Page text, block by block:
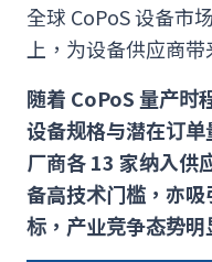
全球 CoPoS 设备市
上，为设备供应商
随着 CoPoS 量产时
设备规格与潜在订
厂商各 13 家纳入供
备高技术门槛，亦
标，产业竞争态势明